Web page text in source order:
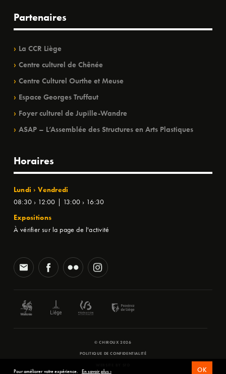
Partenaires
La CCR Liège
Centre culturel de Chênée
Centre Culturel Ourthe et Meuse
Espace Georges Truffaut
Foyer culturel de Jupille-Wandre
ASAP – L’Assemblée des Structures en Arts Plastiques
Horaires
Lundi › Vendredi
08:30 › 12:00 | 13:00 › 16:30
Expositions
À vérifier sur la page de l'activité
© CHIROUX 2026
POLITIQUE DE CONFIDENTIALITÉ
Pour améliorer votre expérience. En savoir plus › OK